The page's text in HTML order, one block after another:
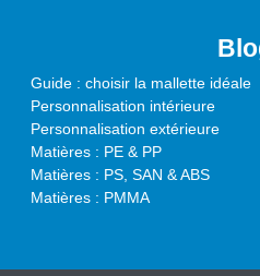
Guide : choisir la mallette idéale
Personnalisation intérieure
Personnalisation extérieure
Matières : PE & PP
Matières : PS, SAN & ABS
Matières : PMMA